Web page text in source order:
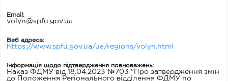
Email:
volyn@spfu.gov.ua
Веб адреса:
https://www.spfu.gov.ua/ua/regions/volyn.html
Інформація щодо підтвердження повноважень:
Наказ ФДМУ від 18.04.2023 №703 "Про затвердження змін
до Положення Регіонального відділення ФДМУ по